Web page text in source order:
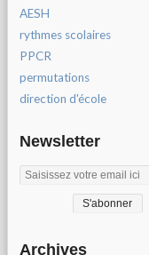
AESH
rythmes scolaires
PPCR
permutations
direction d'école
Newsletter
Archives